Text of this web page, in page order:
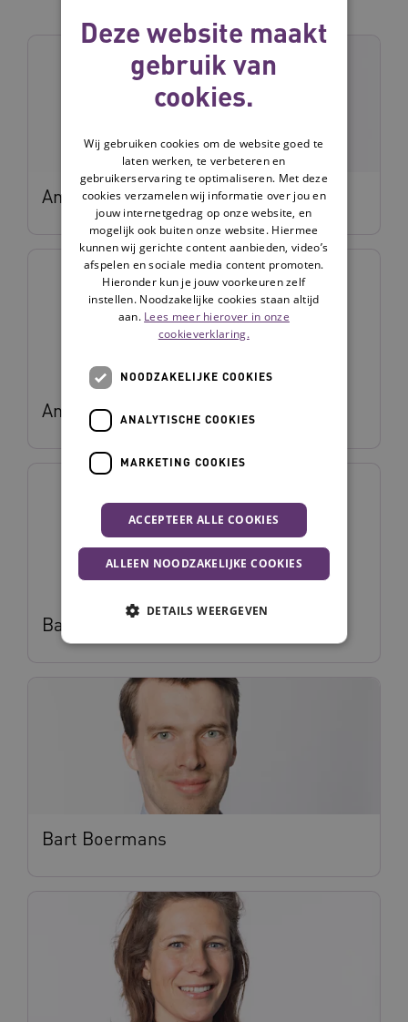
Annemarie Baars
Annemarije Gaasterland
Babette Beertema
Bart Boermans
Deze website maakt
gebruik van
cookies.
Wij gebruiken cookies om de website goed te
laten werken, te verbeteren en
gebruikerservaring te optimaliseren. Met deze
cookies verzamelen wij informatie over jou en
jouw internetgedrag op onze website, en
mogelijk ook buiten onze website. Hiermee
kunnen wij gerichte content aanbieden, video’s
afspelen en sociale media content promoten.
Hieronder kun je jouw voorkeuren zelf
instellen. Noodzakelijke cookies staan altijd
aan. Lees meer hierover in onze
cookieverklaring.
NOODZAKELIJKE COOKIES
ANALYTISCHE COOKIES
MARKETING COOKIES
ACCEPTEER ALLE COOKIES
ALLEEN NOODZAKELIJKE COOKIES
DETAILS WEERGEVEN
Noodzakelijke cookies
Analytische cookies
Marketing cookies
Deze functionele en technische cookies zorgen
ervoor dat de website werkt. Deze cookies
worden altijd geplaatst en maken geen inbreuk
op uw privacy.
__Secure-ROLLOUT_TOKEN
__Secure-YNID